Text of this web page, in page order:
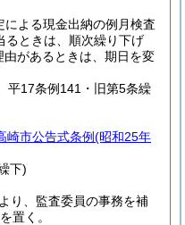
よる現金出納の例月検査
るときは、順次繰り下げ
由があるときは、期日を変
平17条例141・旧第5条繰
崎市公告式条例(昭和25年
下)
り、監査委員の事務を補
置く。